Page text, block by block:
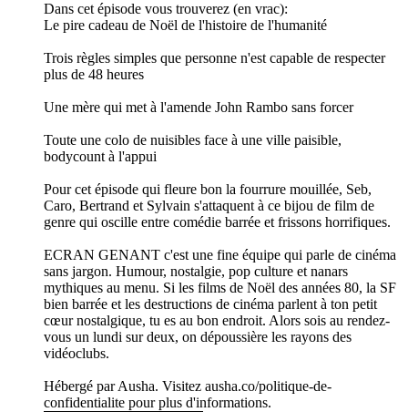
Dans cet épisode vous trouverez (en vrac):
Le pire cadeau de Noël de l'histoire de l'humanité
Trois règles simples que personne n'est capable de respecter
plus de 48 heures
Une mère qui met à l'amende John Rambo sans forcer
Toute une colo de nuisibles face à une ville paisible,
bodycount à l'appui
Pour cet épisode qui fleure bon la fourrure mouillée, Seb,
Caro, Bertrand et Sylvain s'attaquent à ce bijou de film de
genre qui oscille entre comédie barrée et frissons horrifiques.
ECRAN GENANT c'est une fine équipe qui parle de cinéma
sans jargon. Humour, nostalgie, pop culture et nanars
mythiques au menu. Si les films de Noël des années 80, la SF
bien barrée et les destructions de cinéma parlent à ton petit
cœur nostalgique, tu es au bon endroit. Alors sois au rendez-
vous un lundi sur deux, on dépoussière les rayons des
vidéoclubs.
Hébergé par Ausha. Visitez ausha.co/politique-de-
confidentialite pour plus d'informations.